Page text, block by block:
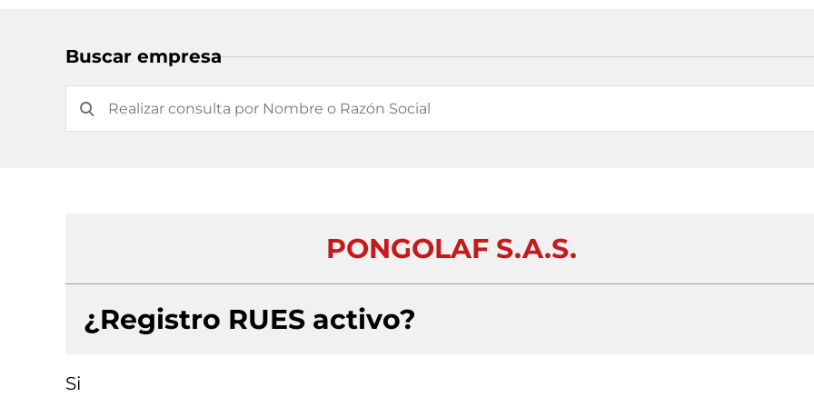
Buscar empresa
PONGOLAF S.A.S.
¿Registro RUES activo?
Si